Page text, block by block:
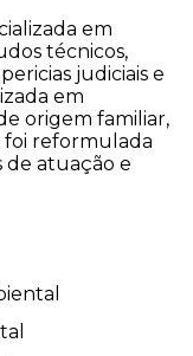
em
técnicos,
judiciais e
em
origem familiar,
foi reformulada
de atuação e